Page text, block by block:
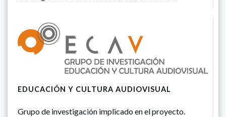
EDUCACIÓN Y CULTURA AUDIOVISUAL
Grupo de investigación implicado en el proyecto.